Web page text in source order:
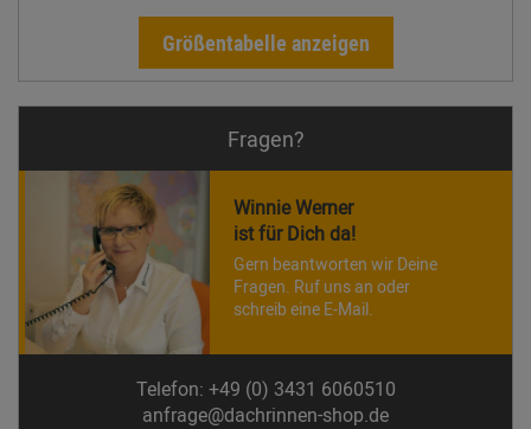
Größentabelle anzeigen
Fragen?
Winnie Werner
ist für Dich da!
Gern beantworten wir Deine
Fragen. Ruf uns an oder
schreib eine E-Mail.
Telefon: +49 (0) 3431 6060510
anfrage@dachrinnen-shop.de